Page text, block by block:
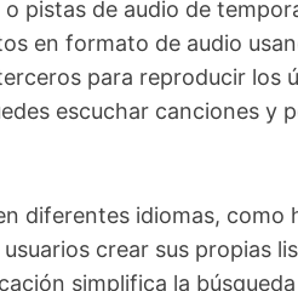
pistas de audio de
en formato de audio
para reproducir los
escuchar canciones y
diferentes idiomas, como
crear sus propias
simplifica la